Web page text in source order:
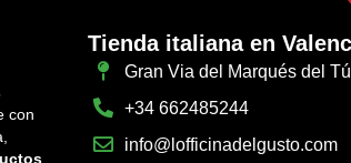
con
Tienda italiana en
Gran Via del Marqués del
+34 662485244
info@lofficinadelgusto.com